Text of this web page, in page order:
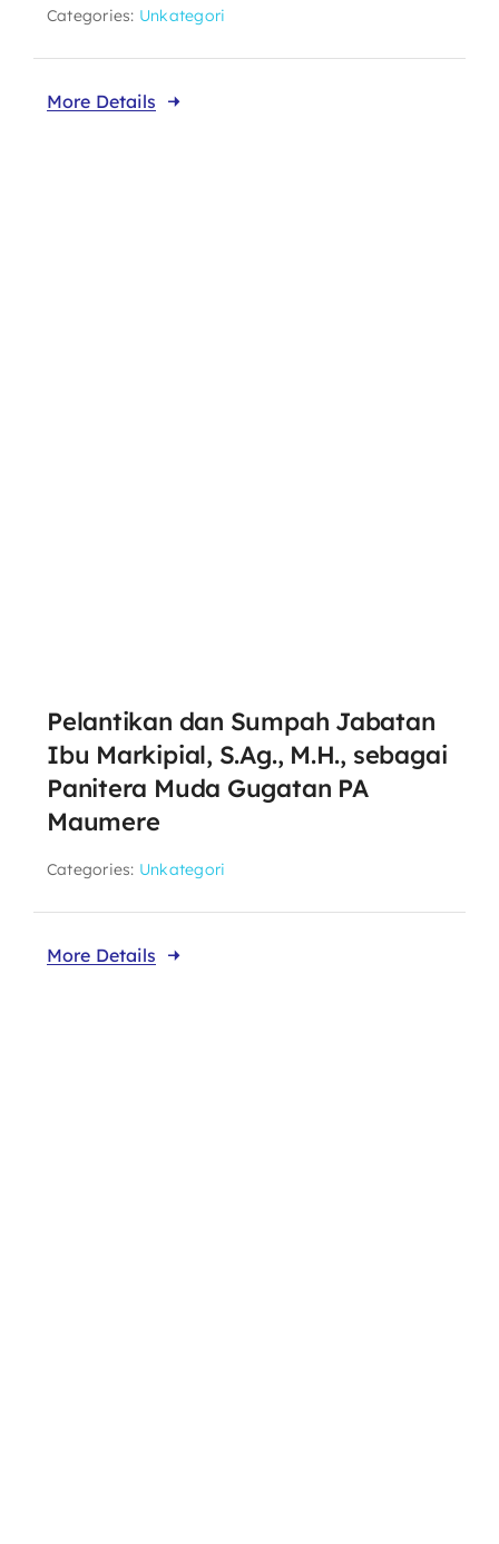
Categories: Unkategori
More Details
Pelantikan dan Sumpah Jabatan
Ibu Markipial, S.Ag., M.H., sebagai
Panitera Muda Gugatan PA
Maumere
Categories: Unkategori
More Details